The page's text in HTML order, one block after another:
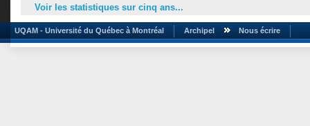
Voir les statistiques sur cinq ans...
UQAM - Université du Québec à Montréal Archipel Nous écrire